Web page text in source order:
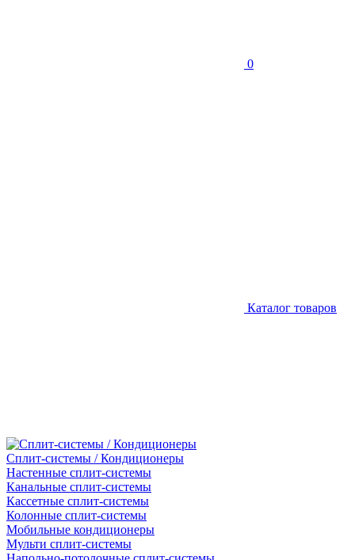
0
Каталог товаров
Сплит-системы / Кондиционеры
Настенные сплит-системы
Канальные сплит-системы
Кассетные сплит-системы
Колонные сплит-системы
Мобильные кондиционеры
Мульти сплит-системы